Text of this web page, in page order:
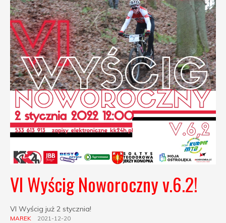
VI Wyścig Noworoczny v.6.2!
VI Wyścig już 2 stycznia!
MAREK 2021-12-20